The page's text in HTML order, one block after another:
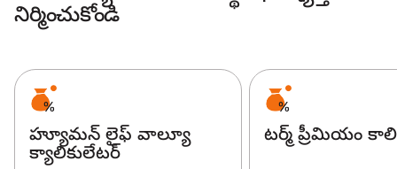
నిర్మించుకోండి
హ్యూమన్ లైఫ్ వాల్యూ
క్యాలికులేటర్
టర్మ్ ప్రీమియం